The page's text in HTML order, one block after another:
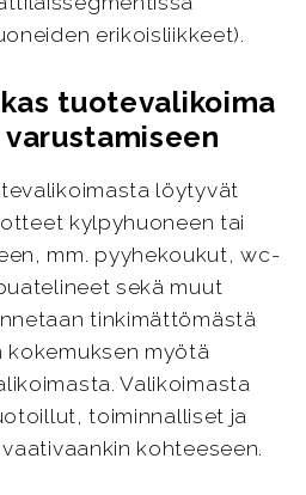
erikoisliikkeet).
tuotevalikoima
löytyvät
kylpyhuoneen tai
mm. pyyhekoukut, wc-
sekä muut
tinkimättömästä
kokemuksen myötä
Valikoimasta
toiminnalliset ja
kohteeseen.